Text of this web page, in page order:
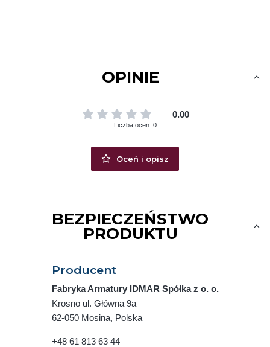
OPINIE
0.00
Liczba ocen: 0
Oceń i opisz
BEZPIECZEŃSTWO
PRODUKTU
Producent
Fabryka Armatury IDMAR Spółka z o. o.
Krosno ul. Główna 9a
62-050 Mosina, Polska
+48 61 813 63 44